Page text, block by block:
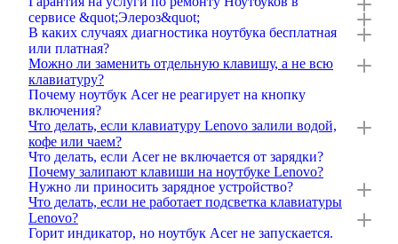
сервисе &quot;Элероз&quot;
В каких случаях диагностика ноутбука бесплатная
или платная?
Можно ли заменить отдельную клавишу, а не всю
клавиатуру?
Почему ноутбук Acer не реагирует на кнопку
включения?
Что делать, если клавиатуру Lenovo залили водой,
кофе или чаем?
Что делать, если Acer не включается от зарядки?
Почему залипают клавиши на ноутбуке Lenovo?
Нужно ли приносить зарядное устройство?
Что делать, если не работает подсветка клавиатуры
Lenovo?
Горит индикатор, но ноутбук Acer не запускается.